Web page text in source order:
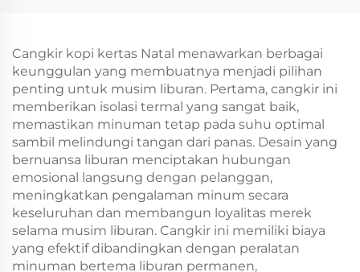
Kerajinan
Cangkir kopi kertas Natal menawarkan berbagai
keunggulan yang membuatnya menjadi pilihan
penting untuk musim liburan. Pertama, cangkir ini
memberikan isolasi termal yang sangat baik,
memastikan minuman tetap pada suhu optimal
sambil melindungi tangan dari panas. Desain yang
bernuansa liburan menciptakan hubungan
emosional langsung dengan pelanggan,
meningkatkan pengalaman minum secara
keseluruhan dan membangun loyalitas merek
selama musim liburan. Cangkir ini memiliki biaya
yang efektif dibandingkan dengan peralatan
minuman bertema liburan permanen,